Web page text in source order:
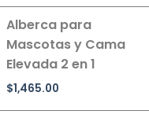
Alberca para
Mascotas y Cama
Elevada 2 en 1
$1,465.00